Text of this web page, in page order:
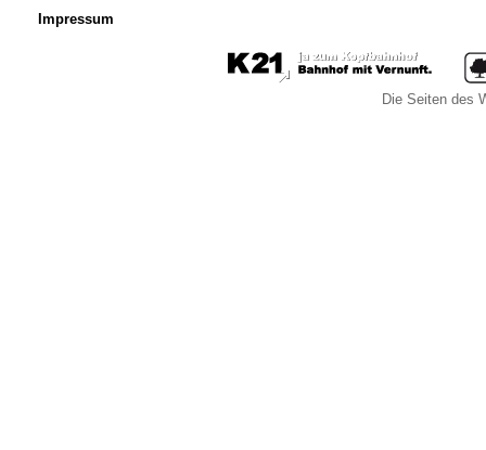
Impressum
Die Seiten des